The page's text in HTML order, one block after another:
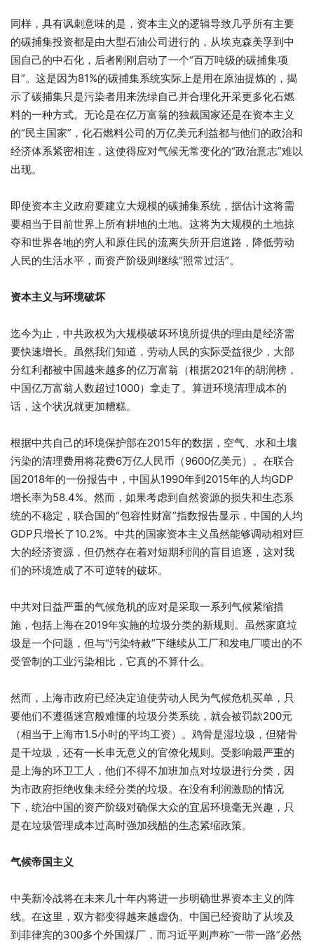
同样，具有讽刺意味的是，资本主义的逻辑导致几乎所有主要
的碳捕集投资都是由大型石油公司进行的，从埃克森美孚到中
国自己的中石化，后者刚刚启动了一个“百万吨级的碳捕集项
目”。这是因为81%的碳捕集系统实际上是用在原油提炼的，揭
示了碳捕集只是污染者用来洗绿自己并合理化开采更多化石燃
料的一种方式。无论是在亿万富翁的独裁国家还是在资本主义
的“民主国家”，化石燃料公司的万亿美元利益都与他们的政治和
经济体系紧密相连，这使得应对气候无常变化的“政治意志”难以
出现。
即使资本主义政府要建立大规模的碳捕集系统，据估计这将需
要相当于目前世界上所有耕地的土地。这将为大规模的土地掠
夺和世界各地的穷人和原住民的流离失所开启道路，降低劳动
人民的生活水平，而资产阶级则继续“照常过活”。
资本主义与环境破坏
迄今为止，中共政权为大规模破坏环境所提供的理由是经济需
要快速增长。虽然我们知道，劳动人民的实际受益很少，大部
分红利都被中国越来越多的亿万富翁（根据2021年的胡润榜，
中国亿万富翁人数超过1000）拿走了。算进环境清理成本的
话，这个状况就更加糟糕。
根据中共自己的环境保护部在2015年的数据，空气、水和土壤
污染的清理费用将花费6万亿人民币（9600亿美元）。在联合
国2018年的一份报告中，中国从1990年到2015年的人均GDP
增长率为58.4%。然而，如果考虑到自然资源的损失和生态系
统的不稳定，联合国的“包容性财富”指数报告显示，中国的人均
GDP只增长了10.2%。中共的国家资本主义虽然能够调动相对巨
大的经济资源，但仍然存在着对短期利润的盲目追逐，这对我
们的环境造成了不可逆转的破坏。
中共对日益严重的气候危机的应对是采取一系列气候紧缩措
施，包括上海在2019年实施的垃圾分类的新规则。虽然家庭垃
圾是一个问题，但与“污染特赦”下继续从工厂和发电厂喷出的不
受管制的工业污染相比，它真的不算什么。
然而，上海市政府已经决定迫使劳动人民为气候危机买单，只
要他们不遵循迷宫般难懂的垃圾分类系统，就会被罚款200元
（相当于上海市1.5小时的平均工资）。鸡骨是湿垃圾，但猪骨
是干垃圾，还有一长串无意义的官僚化规则。受影响最严重的
是上海的环卫工人，他们不得不加班加点对垃圾进行分类，因
为市政府拒绝收集未经分类的垃圾。在没有利润激励的情况
下，统治中国的资产阶级对确保大众的宜居环境毫无兴趣，只
是在垃圾管理成本过高时强加残酷的生态紧缩政策。
气候帝国主义
中美新冷战将在未来几十年内将进一步明确世界资本主义的阵
线。在这里，双方都变得越来越虚伪。中国已经资助了从埃及
到菲律宾的300多个外国煤厂，而习近平则声称“一带一路”必然